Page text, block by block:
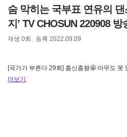
숨 막히는 국부표 연유의
지’ TV CHOSUN 220908 방
재생 0회 등록 2022.09.09
더보기